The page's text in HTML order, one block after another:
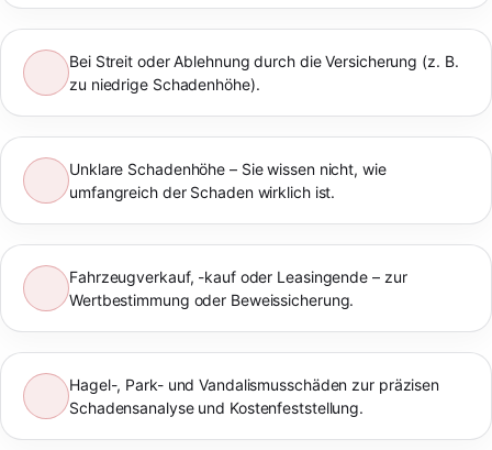
Bei Streit oder Ablehnung durch die Versicherung (z. B.
zu niedrige Schadenhöhe).
Unklare Schadenhöhe – Sie wissen nicht, wie
umfangreich der Schaden wirklich ist.
Fahrzeugverkauf, -kauf oder Leasingende – zur
Wertbestimmung oder Beweissicherung.
Hagel-, Park- und Vandalismusschäden zur präzisen
Schadensanalyse und Kostenfeststellung.